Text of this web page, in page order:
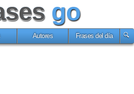
go
Autores Frases del día